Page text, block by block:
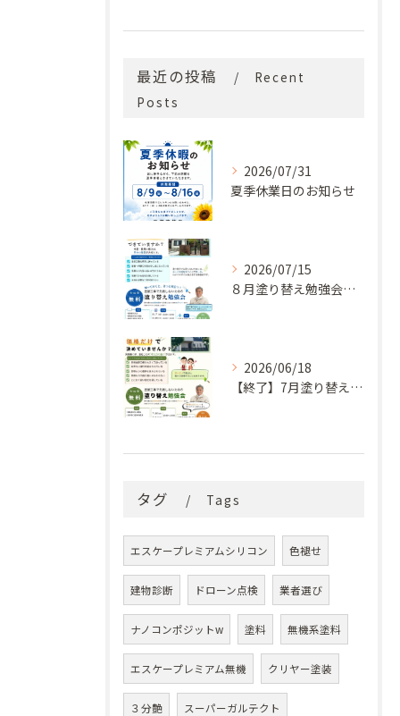
最近の投稿
Recent
Posts
2026/07/31
夏季休業日のお知らせ
2026/07/15
８月塗り替え勉強会開催のお知らせ
2026/06/18
【終了】7月塗り替え勉強会のお知らせ
タグ Tags
エスケープレミアムシリコン 色褪せ
建物診断 ドローン点検 業者選び
ナノコンポジットw 塗料 無機系塗料
エスケープレミアム無機 クリヤー塗装
３分艶 スーパーガルテクト